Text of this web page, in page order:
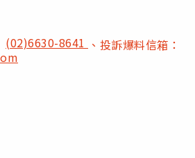
(02)6630-8641 、投訴爆料信箱：